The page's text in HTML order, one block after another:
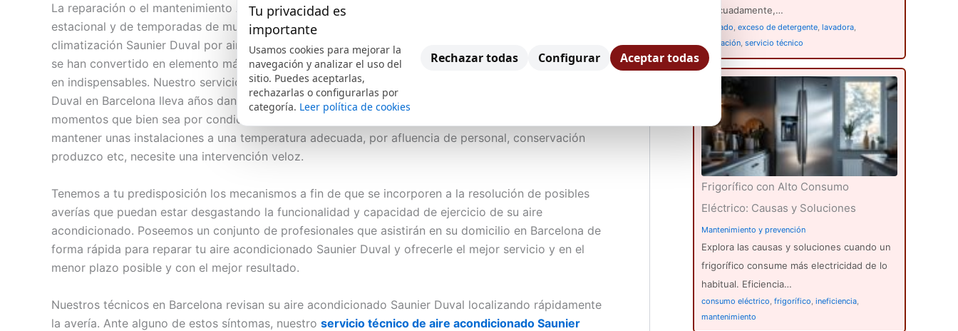
La reparación o el mantenimiento Aire acondicionado Saunier Duval en Barcelona ya no es algo
estacional y de temporadas de mucho calor extremo, desde hace muchos años los sistemas de
climatización Saunier Duval por aire, tanto frio y calor, poco a poco se han instalado entre nosotros y
se han convertido en elemento más de nuestra vida rutinaria y casos muy concretos se transforman
en indispensables. Nuestro servicio de reparación y también instalación de aire acondicionado Saunier
Duval en Barcelona lleva años dando un servicio exclusivo de reparación a domicilio, para esos
momentos que bien sea por condiciones extremas o bien no, frio o de calor o por que se deba
mantener unas instalaciones a una temperatura adecuada, por afluencia de personal, conservación
produzco etc, necesite una intervención veloz.
Tenemos a tu predisposición los mecanismos a fin de que se incorporen a la resolución de posibles
averías que puedan estar desgastando la funcionalidad y capacidad de ejercicio de su aire
acondicionado. Poseemos un conjunto de profesionales que asistirán en su domicilio en Barcelona de
forma rápida para reparar tu aire acondicionado Saunier Duval y ofrecerle el mejor servicio y en el
menor plazo posible y con el mejor resultado.
Nuestros técnicos en Barcelona revisan su aire acondicionado Saunier Duval localizando rápidamente
la avería. Ante alguno de estos síntomas, nuestro servicio técnico de aire acondicionado Saunier
adecuadamente,…
aclarado, exceso de detergente, lavadora,
reparación, servicio técnico
Frigorífico con Alto Consumo
Eléctrico: Causas y Soluciones
Mantenimiento y prevención
Explora las causas y soluciones cuando un
frigorífico consume más electricidad de lo
habitual. Eficiencia…
consumo eléctrico, frigorífico, ineficiencia,
mantenimiento
Tu privacidad es
importante
Usamos cookies para mejorar la
navegación y analizar el uso del
sitio. Puedes aceptarlas,
rechazarlas o configurarlas por
categoría. Leer política de cookies
Rechazar todas Configurar Aceptar todas